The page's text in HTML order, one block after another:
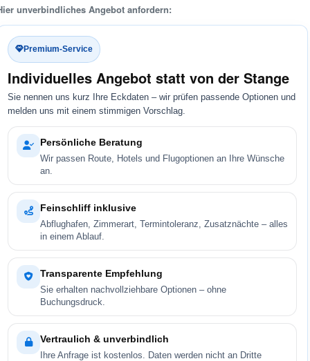
unverbindliches Angebot anfordern:
Premium-Service
Individuelles Angebot statt von der Stange
Sie nennen uns kurz Ihre Eckdaten – wir prüfen passende Optionen und
melden uns mit einem stimmigen Vorschlag.
Persönliche Beratung
Wir passen Route, Hotels und Flugoptionen an Ihre Wünsche
an.
Feinschliff inklusive
Abflughafen, Zimmerart, Termintoleranz, Zusatznächte – alles
in einem Ablauf.
Transparente Empfehlung
Sie erhalten nachvollziehbare Optionen – ohne
Buchungsdruck.
Vertraulich & unverbindlich
Ihre Anfrage ist kostenlos. Daten werden nicht an Dritte